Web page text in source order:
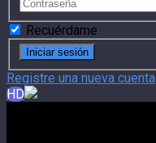
Recuérdame
Registre una nueva cuenta
HD